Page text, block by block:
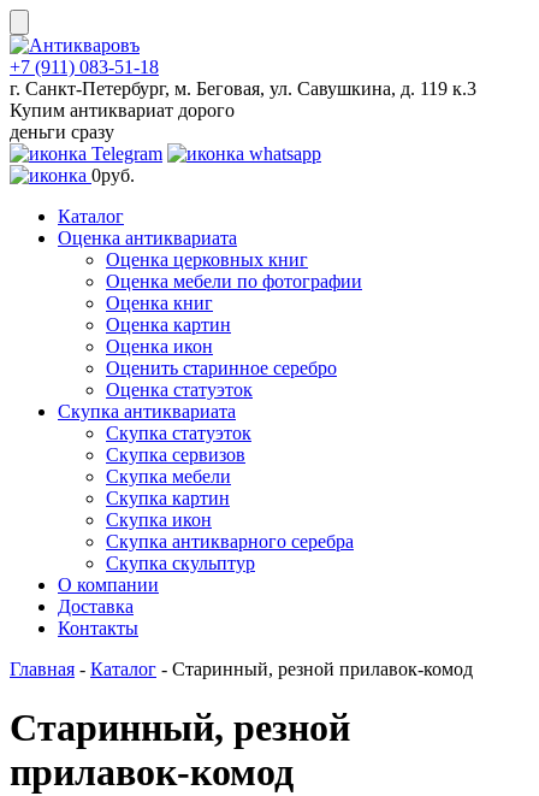
Skip
to
content
+7 (911) 083-51-18
г. Санкт-Петербург, м. Беговая, ул. Савушкина, д. 119 к.3
Купим антиквариат дорого
деньги сразу
0руб.
Каталог
Оценка антиквариата
Оценка церковных книг
Оценка мебели по фотографии
Оценка книг
Оценка картин
Оценка икон
Оценить старинное серебро
Оценка статуэток
Скупка антиквариата
Скупка статуэток
Скупка сервизов
Скупка мебели
Скупка картин
Скупка икон
Скупка антикварного серебра
Скупка скульптур
О компании
Доставка
Контакты
Главная - Каталог - Старинный, резной прилавок-комод
Старинный, резной
прилавок-комод